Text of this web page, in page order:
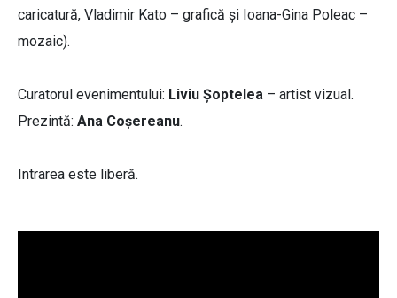
caricatură, Vladimir Kato – grafică și Ioana-Gina Poleac –
mozaic).
Curatorul evenimentului: Liviu Șoptelea – artist vizual.
Prezintă: Ana Coșereanu.
Intrarea este liberă.